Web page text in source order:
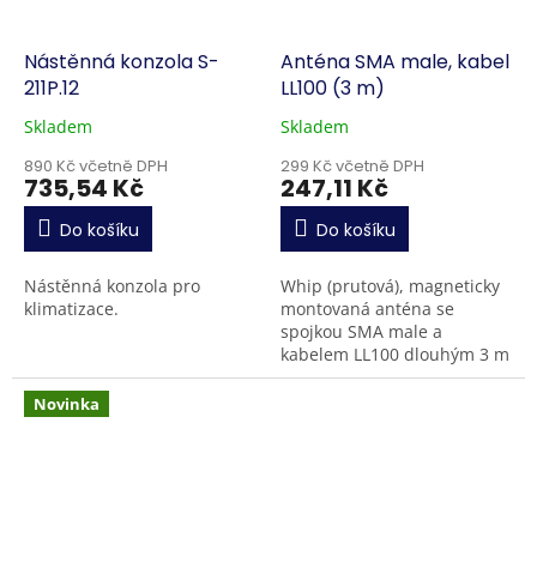
Nástěnná konzola S-
211P.12
Skladem
890 Kč včetně DPH
735,54 Kč
Do košíku
Nástěnná konzola pro
klimatizace.
Anténa SMA male, kabel
LL100 (3 m)
Skladem
299 Kč včetně DPH
247,11 Kč
Do košíku
Whip (prutová), magneticky
montovaná anténa se
spojkou SMA male a
kabelem LL100 dlouhým 3 m
Novinka